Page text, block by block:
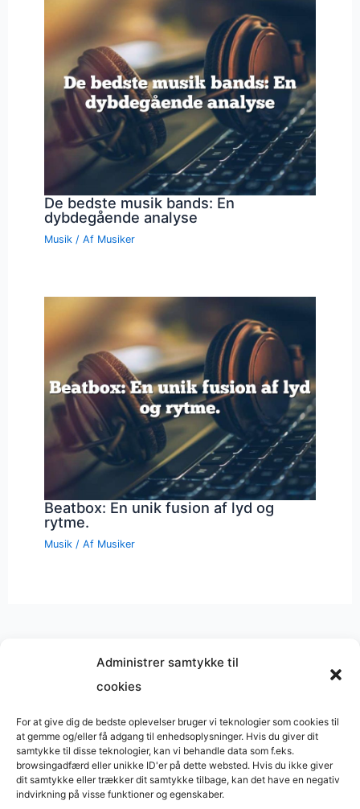
Administrer samtykke til
cookies
For at give dig de bedste oplevelser bruger vi teknologier som cookies til
at gemme og/eller få adgang til enhedsoplysninger. Hvis du giver dit
samtykke til disse teknologier, kan vi behandle data som f.eks.
browsingadfærd eller unikke ID'er på dette websted. Hvis du ikke giver
dit samtykke eller trækker dit samtykke tilbage, kan det have en negativ
indvirkning på visse funktioner og egenskaber.
De bedste musik bands: En
dybdegående analyse
Musik / Af Musiker
Beatbox: En unik fusion af lyd og
rytme.
Musik / Af Musiker
Musik på
Copyright © 2026 BasimWorld
Udviklet afWebbureau.dk
Bygget medWordPress